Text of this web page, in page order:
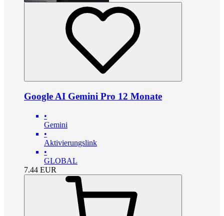
Google AI Gemini Pro 12 Monate
•
Gemini
•
Aktivierungslink
•
GLOBAL
7.44 EUR